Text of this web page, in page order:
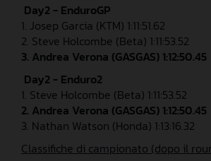
Day2 - EnduroGP
1. Josep Garcia (KTM) 1:11:51.62
2. Steve Holcombe (Beta) 1:11:53.52
3. Andrea Verona (GASGAS) 1:12:50.45
Day2 - Enduro2
1. Steve Holcombe (Beta) 1:11:53.52
2. Andrea Verona (GASGAS) 1:12:50.45
3. Nathan Watson (Honda) 1:13:16.32
Classifiche di campionato (dopo il